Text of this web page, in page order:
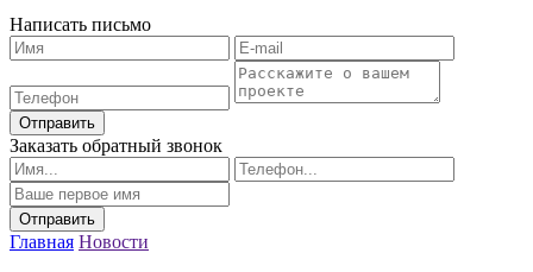
Написать письмо
Отправить
Заказать обратный звонок
Главная Новости